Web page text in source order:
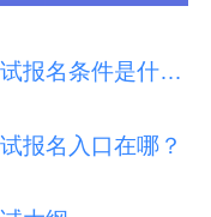
2023年一级建造师执业资格考试报名条件是什么？
报名入口在哪？